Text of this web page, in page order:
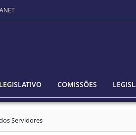
COMISSÕES
Servidores